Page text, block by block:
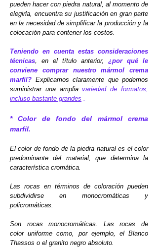
pueden hacer con piedra natural, al momento de
elegirla, encuentra su justificación en gran parte
en la necesidad de simplificar la producción y la
colocación para contener los costos.
Teniendo en cuenta estas consideraciones
técnicas, en el título anterior, ¿por qué le
conviene comprar nuestro mármol crema
marfil? Explicamos claramente que podemos
suministrar una amplia variedad de formatos,
incluso bastante grandes .
* Color de fondo del mármol crema
marfil.
El color de fondo de la piedra natural es el color
predominante del material, que determina la
característica cromática.
Las rocas en términos de coloración pueden
subdividirse en monocromáticas y
policromáticas.
Son rocas monocromáticas. Las rocas de
color uniforme como, por ejemplo, el Blanco
Thassos o el granito negro absoluto.